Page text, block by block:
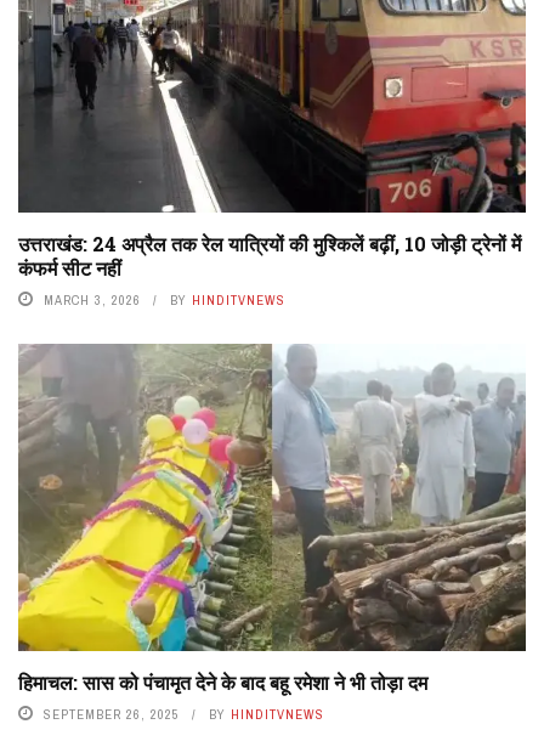
उत्तराखंड: 24 अप्रैल तक रेल यात्रियों की मुश्किलें बढ़ीं, 10 जोड़ी ट्रेनों में
कंफर्म सीट नहीं
MARCH 3, 2026 BY HINDITVNEWS
हिमाचल: सास को पंचामृत देने के बाद बहू रमेशा ने भी तोड़ा दम
SEPTEMBER 26, 2025 BY HINDITVNEWS